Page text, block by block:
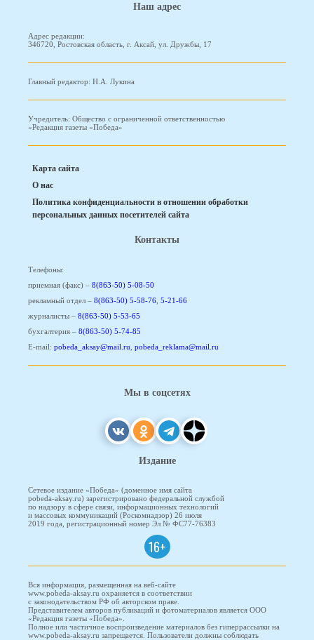
Наш адрес
Адрес редакции:
346720, Ростовская область, г. Аксай, ул. Дружбы, 17
Главный редактор: Н.А. Лукина
Учредитель: Общество с ограниченной ответственностью
«Редакция газеты «Победа»
Карта сайта
О нас
Политика конфиденциальности в отношении обработки
персональных данных посетителей сайта
Контакты
Телефоны:
приемная (факс) – 8(863-50) 5-08-50
рекламный отдел – 8(863-50) 5-58-76 5-21-66
журналисты – 8(863-50) 5-53-65
бухгалтерия – 8(863-50) 5-74-85
E-mail: pobeda_aksay@mail.ru pobeda_reklama@mail.ru
Мы в соцсетях
Издание
Сетевое издание «Победа» (доменное имя сайта
pobeda-aksay.ru) зарегистрировано федеральной службой
по надзору в сфере связи, информационных технологий
и массовых коммуникаций (Роскомнадзор) 26 июля
2019 года, регистрационный номер Эл № ФС77-76383
16+
Вся информация, размещенная на веб-сайте
www.pobeda-aksay.ru охраняется в соответствии
с законодательством РФ об авторском праве.
Представителем авторов публикаций и фотоматериалов является ООО
«Редакция газеты «Победа».
Полное или частичное воспроизведение материалов без гиперрассылки на
www.pobeda-aksay.ru запрещается. Пользователи должны соблюдать